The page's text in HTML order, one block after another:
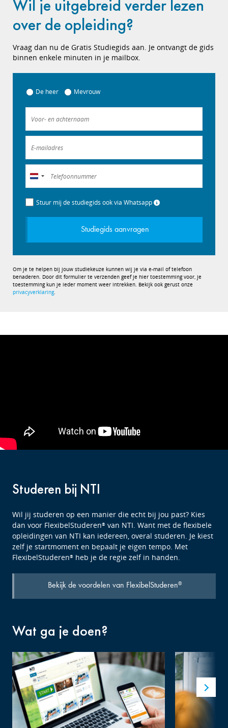
Wil je uitgebreid verder lezen
over de opleiding?
Vraag dan nu de Gratis Studiegids aan. Je ontvangt de gids
binnen enkele minuten in je mailbox.
De heer Mevrouw
Nederland
+31
Stuur mij de studiegids ook via Whatsapp
Studiegids aanvragen
Om je te helpen bij jouw studiekeuze kunnen wij je via e-mail of telefoon
benaderen. Door dit formulier te verzenden geef je hier toestemming voor, je
toestemming kun je ieder moment weer intrekken. Bekijk ook gerust onze
privacyverklaring.
Studeren bij NTI
Wil jij studeren op een manier die echt bij jou past? Kies
dan voor FlexibelStuderen® van NTI. Want met de flexibele
opleidingen van NTI kan iedereen, overal studeren. Je kiest
zelf je startmoment en bepaalt je eigen tempo. Met
FlexibelStuderen® heb je de regie zelf in handen.
Bekijk de voordelen van FlexibelStuderen®
Wat ga je doen?